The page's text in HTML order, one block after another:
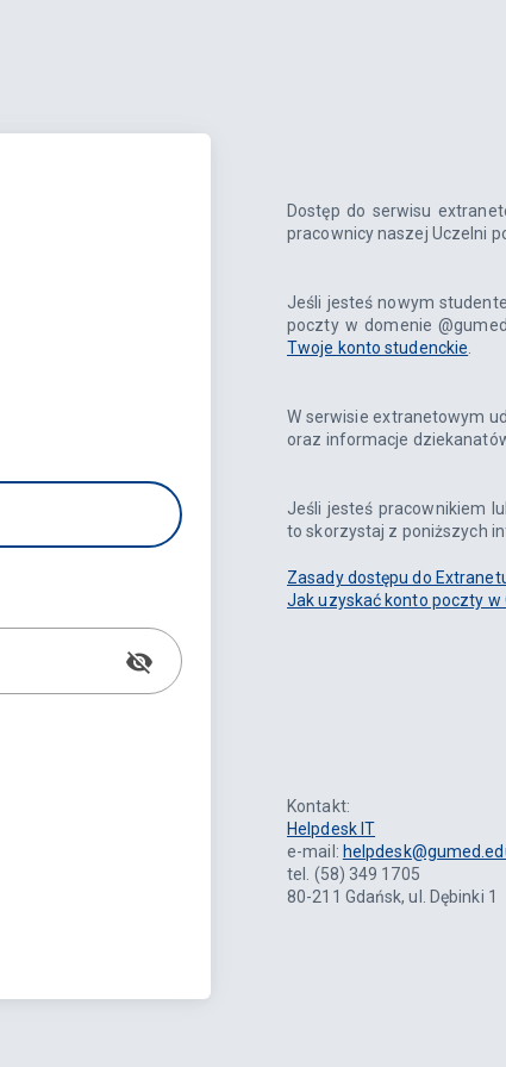
Dostęp do serwisu
pracownicy naszej Uczelni
Jeśli jesteś nowym
poczty w domenie
Twoje konto studenckie
W serwisie extranetowym
oraz informacje
Jeśli jesteś pracownikiem
to skorzystaj z poniższych
Zasady dostępu do
Jak uzyskać konto poczty w
Kontakt:
Helpdesk IT
e-mail:
tel. (58) 349 1705
80-211 Gdańsk, ul. Dębinki 1